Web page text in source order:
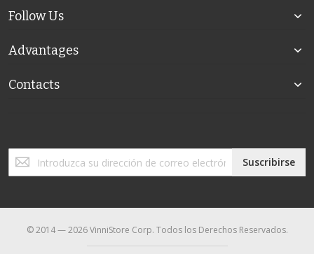
Follow Us
Advantages
Contacts
Inscríbase
de
noticias:
Suscribirse
© 2014 — 2026 VinniStore Corp. Todos los Derechos Reservados.